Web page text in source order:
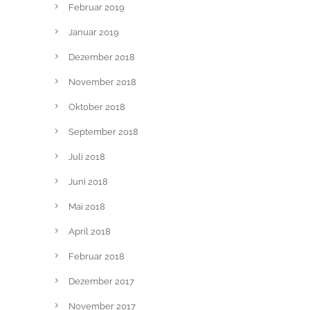
Februar 2019
Januar 2019
Dezember 2018
November 2018
Oktober 2018
September 2018
Juli 2018
Juni 2018
Mai 2018
April 2018
Februar 2018
Dezember 2017
November 2017